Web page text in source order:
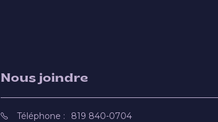
Nous joindre
Téléphone : 819 840-0704